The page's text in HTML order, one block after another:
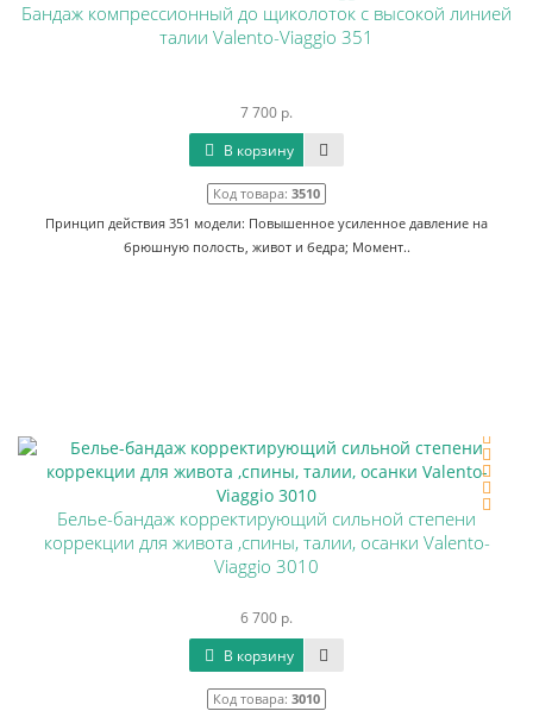
Бандаж компрессионный до щиколоток с высокой линией
талии Valento-Viaggio 351
7 700 р.
В корзину
Код товара: 3510
Принцип действия 351 модели: Повышенное усиленное давление на
брюшную полость, живот и бедра; Момент..
Белье-бандаж корректирующий сильной степени
коррекции для живота ,спины, талии, осанки Valento-
Viaggio 3010
6 700 р.
В корзину
Код товара: 3010